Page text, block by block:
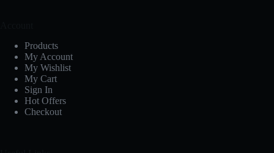
Products
My Account
My Wishlist
My Cart
Sign In
Hot Offers
Checkout